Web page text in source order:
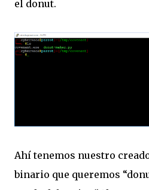
el donut.
Ahí tenemos nuestro
binario que queremos